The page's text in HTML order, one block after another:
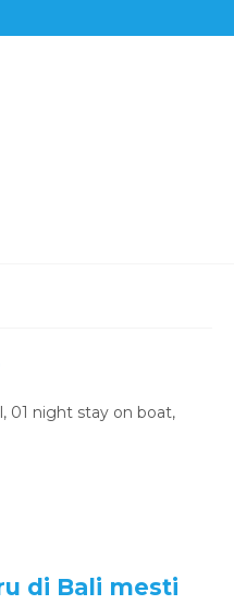
01 night stay on boat,
di Bali mesti